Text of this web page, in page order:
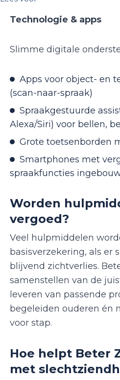
Technologie & apps
Slimme digitale
Apps voor object- en
(scan-naar-spraak)
Spraakgestuurde
Alexa/Siri) voor bellen,
Grote toetsenborden
Smartphones met
spraakfuncties
Worden
vergoed?
Veel hulpmiddelen
basisverzekering, als er
blijvend zichtverlies.
samenstellen van de
leveren van passende
begeleiden ouderen én
voor stap.
Hoe helpt Beter
met